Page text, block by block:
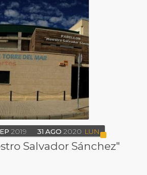
2019 31 AGO 2020 LUN
Salvador Sánchez"